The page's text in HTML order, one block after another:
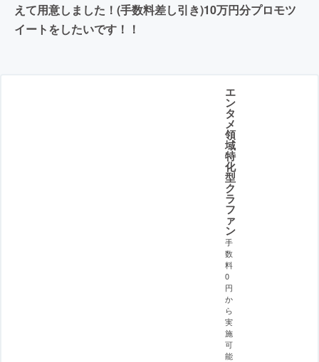
えて用意しました！(手数料差し引き)10万円分プロモツ
イートをしたいです！！
エ
ン
タ
メ
領
域
特
化
型
ク
ラ
フ
ァ
ン
手
数
料
0
円
か
ら
実
施
可
能